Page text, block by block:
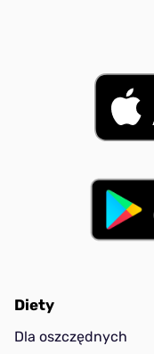
Diety
Dla oszczędnych